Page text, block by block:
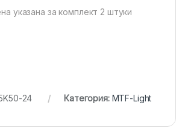
указана за комплект 2 штуки
24 Категория: MTF-Light